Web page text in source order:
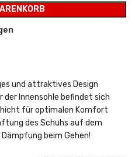
und attraktives Design
der Innensohle befindet sich
für optimalen Komfort
des Schuhs auf dem
beim Gehen!